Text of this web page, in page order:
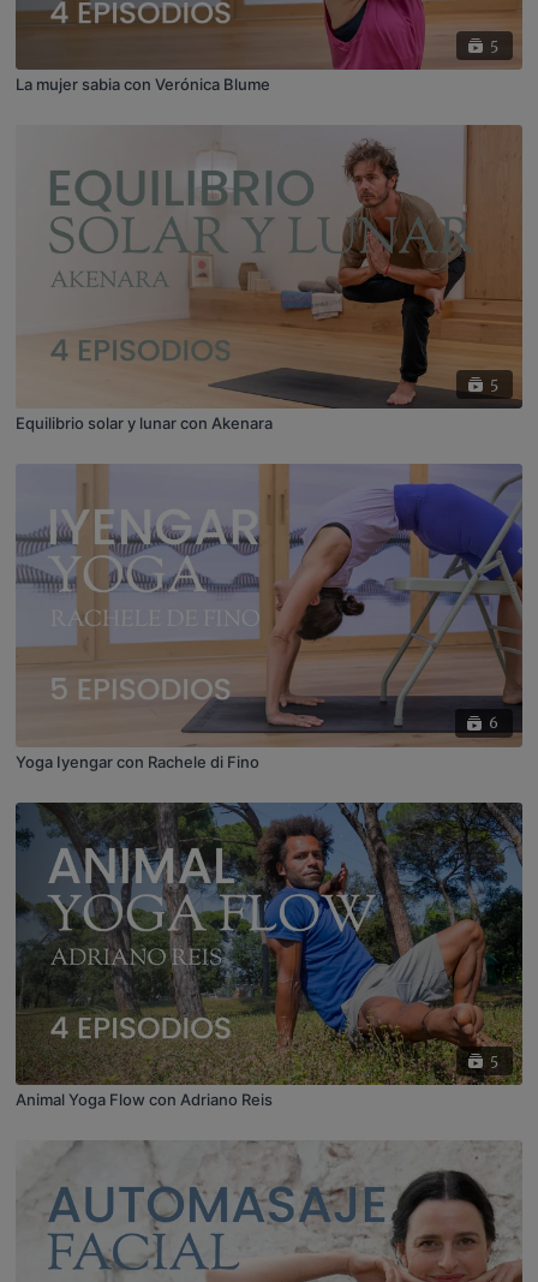
5
La mujer sabia con Verónica Blume
5
Equilibrio solar y lunar con Akenara
6
Yoga Iyengar con Rachele di Fino
5
Animal Yoga Flow con Adriano Reis